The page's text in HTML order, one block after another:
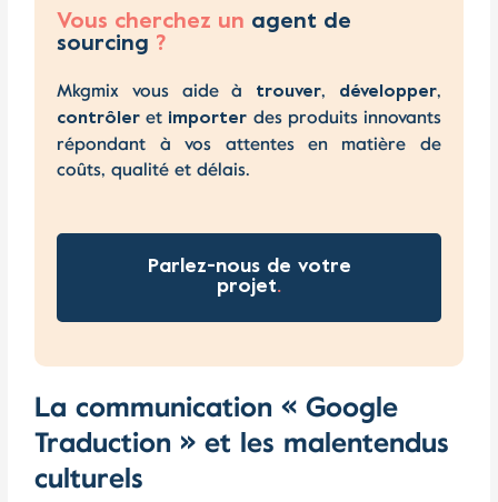
Vous cherchez un agent de
sourcing ?
Mkgmix vous aide à trouver, développer,
contrôler et importer des produits innovants
répondant à vos attentes en matière de
coûts, qualité et délais.
Parlez-nous de votre
projet.
La communication « Google
Traduction » et les malentendus
culturels